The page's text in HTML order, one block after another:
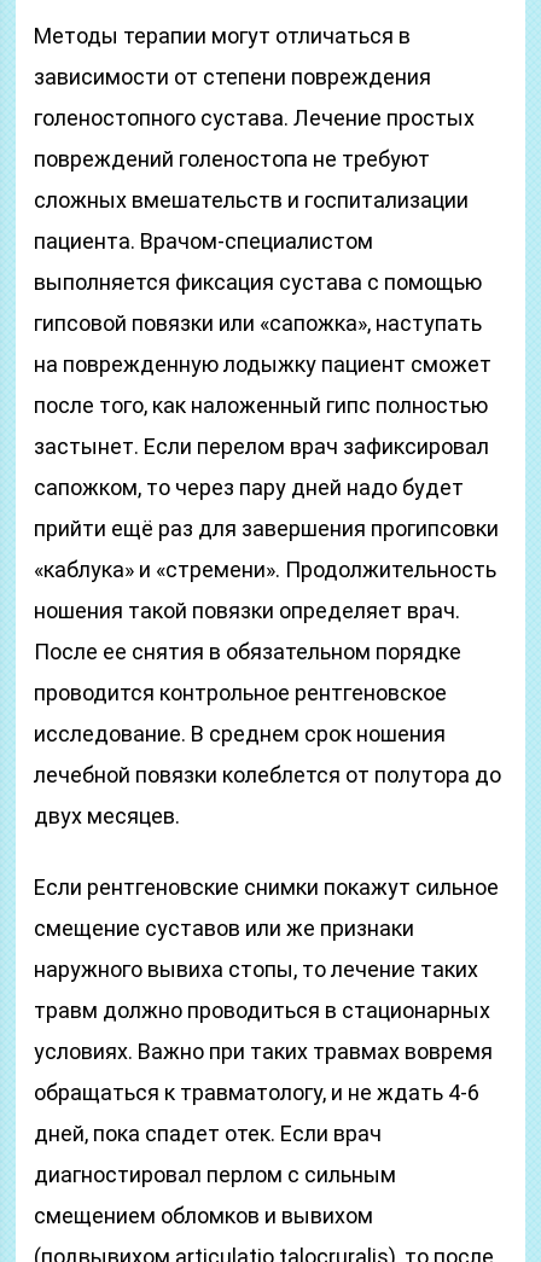
Методы терапии могут отличаться в
зависимости от степени повреждения
голеностопного сустава. Лечение простых
повреждений голеностопа не требуют
сложных вмешательств и госпитализации
пациента. Врачом-специалистом
выполняется фиксация сустава с помощью
гипсовой повязки или «сапожка», наступать
на поврежденную лодыжку пациент сможет
после того, как наложенный гипс полностью
застынет. Если перелом врач зафиксировал
сапожком, то через пару дней надо будет
прийти ещё раз для завершения прогипсовки
«каблука» и «стремени». Продолжительность
ношения такой повязки определяет врач.
После ее снятия в обязательном порядке
проводится контрольное рентгеновское
исследование. В среднем срок ношения
лечебной повязки колеблется от полутора до
двух месяцев.
Если рентгеновские снимки покажут сильное
смещение суставов или же признаки
наружного вывиха стопы, то лечение таких
травм должно проводиться в стационарных
условиях. Важно при таких травмах вовремя
обращаться к травматологу, и не ждать 4-6
дней, пока спадет отек. Если врач
диагностировал перлом с сильным
смещением обломков и вывихом
(подвывихом articulatio talocruralis), то после